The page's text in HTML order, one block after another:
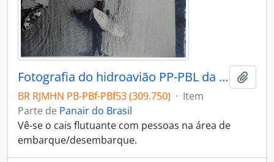
Fotografia do hidroavião PP-PBL da Panair do Brasil S. A. em Porto Velho, Rondônia longe do cais
BR RJMHN PB-PBf-PBf53 (309.750) · Item
Parte de Panair do Brasil
Vê-se o cais flutuante com pessoas na área de
embarque/desembarque.